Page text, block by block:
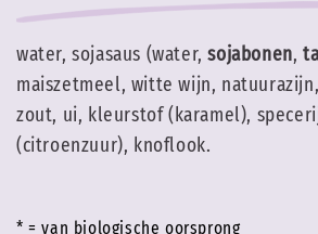
water, sojasaus (water,sojabonen,
maiszetmeel, witte wijn,
zout, ui, kleurstof (karamel),
(citroenzuur), knoflook.
* = van biologische oorsprong